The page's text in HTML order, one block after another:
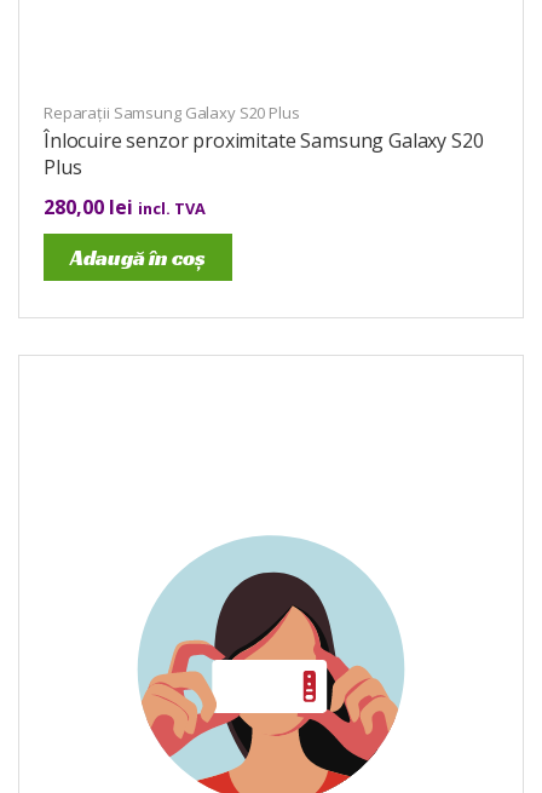
Reparații Samsung Galaxy S20 Plus
Înlocuire senzor proximitate Samsung Galaxy S20
Plus
280,00 lei incl. TVA
Adaugă în coș